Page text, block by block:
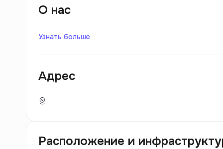
О нас
Узнать больше
Адрес
Расположение и